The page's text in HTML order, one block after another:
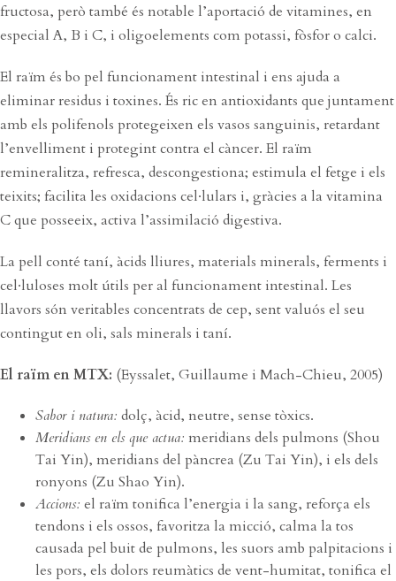
fructosa, però també és notable l’aportació de vitamines, en
especial A, B i C, i oligoelements com potassi, fòsfor o calci.
El raïm és bo pel funcionament intestinal i ens ajuda a
eliminar residus i toxines. És ric en antioxidants que juntament
amb els polifenols protegeixen els vasos sanguinis, retardant
l’envelliment i protegint contra el càncer. El raïm
remineralitza, refresca, descongestiona; estimula el fetge i els
teixits; facilita les oxidacions cel·lulars i, gràcies a la vitamina
C que posseeix, activa l’assimilació digestiva.
La pell conté taní, àcids lliures, materials minerals, ferments i
cel·luloses molt útils per al funcionament intestinal. Les
llavors són veritables concentrats de cep, sent valuós el seu
contingut en oli, sals minerals i taní.
El raïm en MTX: (Eyssalet, Guillaume i Mach-Chieu, 2005)
Sabor i natura: dolç, àcid, neutre, sense tòxics.
Meridians en els que actua: meridians dels pulmons (Shou
Tai Yin), meridians del pàncrea (Zu Tai Yin), i els dels
ronyons (Zu Shao Yin).
Accions: el raïm tonifica l’energia i la sang, reforça els
tendons i els ossos, favoritza la micció, calma la tos
causada pel buit de pulmons, les suors amb palpitacions i
les pors, els dolors reumàtics de vent-humitat, tonifica el